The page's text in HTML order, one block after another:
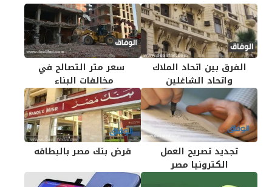
الفرق بين اتحاد الملاك
واتحاد الشاغلين
سعر متر التصالح في
مخالفات البناء
تجديد تصريح العمل
الكترونيا مصر
قرض بنك مصر بالبطاقه